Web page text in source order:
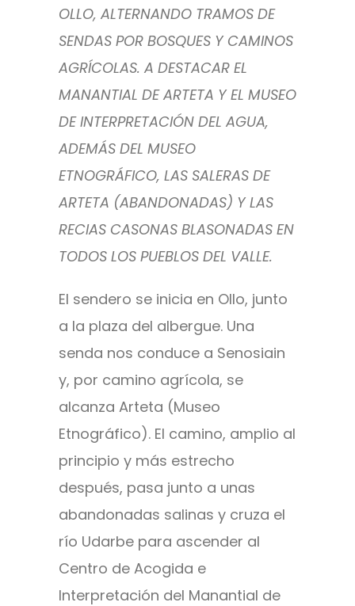
OLLO, ALTERNANDO TRAMOS DE
SENDAS POR BOSQUES Y CAMINOS
AGRÍCOLAS. A DESTACAR EL
MANANTIAL DE ARTETA Y EL MUSEO
DE INTERPRETACIÓN DEL AGUA,
ADEMÁS DEL MUSEO
ETNOGRÁFICO, LAS SALERAS DE
ARTETA (ABANDONADAS) Y LAS
RECIAS CASONAS BLASONADAS EN
TODOS LOS PUEBLOS DEL VALLE.
El sendero se inicia en Ollo, junto
a la plaza del albergue. Una
senda nos conduce a Senosiain
y, por camino agrícola, se
alcanza Arteta (Museo
Etnográfico). El camino, amplio al
principio y más estrecho
después, pasa junto a unas
abandonadas salinas y cruza el
río Udarbe para ascender al
Centro de Acogida e
Interpretación del Manantial de